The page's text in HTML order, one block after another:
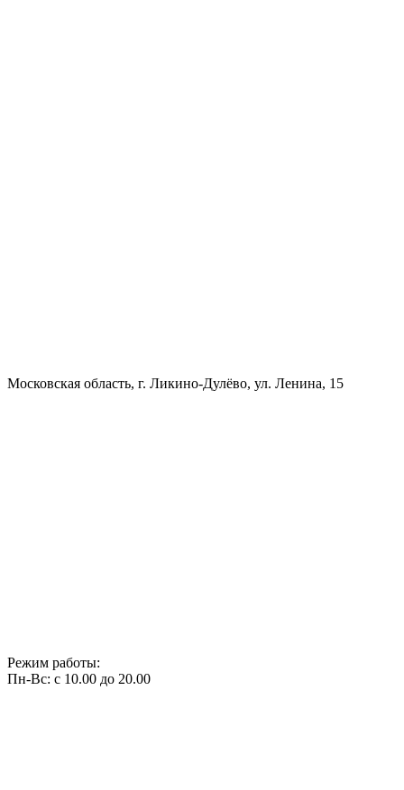
Московская область, г. Ликино-Дулёво, ул. Ленина, 15
Режим работы:
Пн-Вс: с 10.00 до 20.00